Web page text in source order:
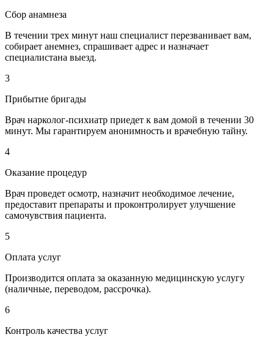
Сбор анамнеза
В течении трех минут наш специалист перезванивает вам,
собирает анемнез, спрашивает адрес и назначает
специалистана выезд.
3
Прибытие бригады
Врач нарколог-психиатр приедет к вам домой в течении 30
минут. Мы гарантируем анонимность и врачебную тайну.
4
Оказание процедур
Врач проведет осмотр, назначит необходимое лечение,
предоставит препараты и проконтролирует улучшение
самочувствия пациента.
5
Оплата услуг
Производится оплата за оказанную медицинскую услугу
(наличные, переводом, рассрочка).
6
Контроль качества услуг